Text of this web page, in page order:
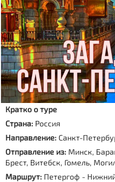
Кратко о туре
Страна: Россия
Направление: Санкт-
Отправление из: Минск,
Брест, Витебск, Гомель,
Маршрут: Петергоф -